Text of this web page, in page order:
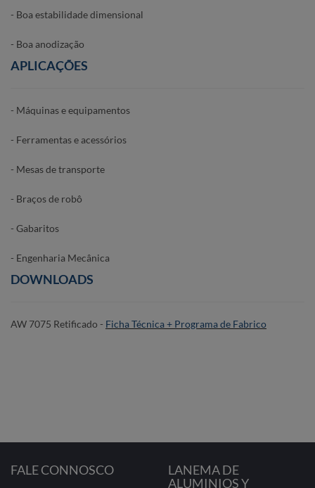
- Boa estabilidade dimensional
- Boa anodização
APLICAÇÕES
- Máquinas e equipamentos
- Ferramentas e acessórios
- Mesas de transporte
- Braços de robô
- Gabaritos
- Engenharia Mecânica
DOWNLOADS
AW 7075 Retificado - Ficha Técnica + Programa de Fabrico
FALE CONNOSCO
LANEMA DE
ALUMINIOS Y